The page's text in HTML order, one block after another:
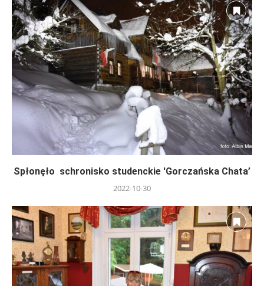
Spłonęło schronisko studenckie 'Gorczańska Chata’
2022-10-30